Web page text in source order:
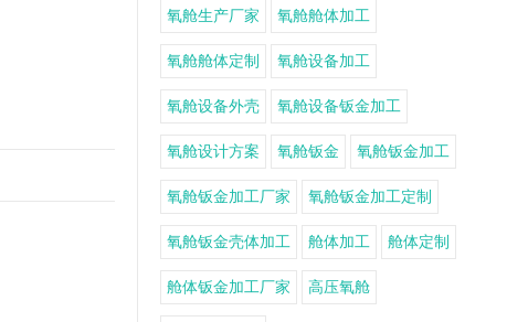
氧舱生产厂家 氧舱舱体加工
氧舱舱体定制 氧舱设备加工
氧舱设备外壳 氧舱设备钣金加工
氧舱设计方案 氧舱钣金 氧舱钣金加工
氧舱钣金加工厂家 氧舱钣金加工定制
氧舱钣金壳体加工 舱体加工 舱体定制
舱体钣金加工厂家 高压氧舱